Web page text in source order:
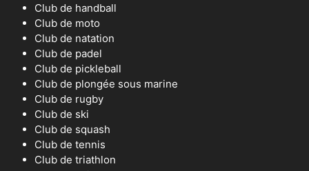
Club de handball
Club de moto
Club de natation
Club de padel
Club de pickleball
Club de plongée sous marine
Club de rugby
Club de ski
Club de squash
Club de tennis
Club de triathlon